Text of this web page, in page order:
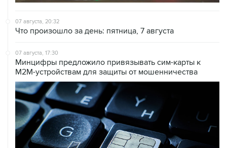
07 августа, 20:32
Что произошло за день: пятница, 7 августа
07 августа, 17:30
Минцифры предложило привязывать сим-карты к
M2M-устройствам для защиты от мошенничества